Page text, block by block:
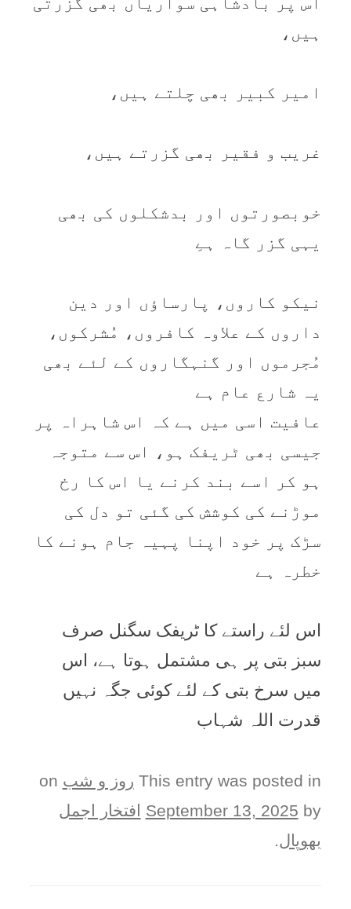
ہیں،
امیر کبیر بھی چلتے ہیں،
غریب و فقیر بھی گزرتے ہیں،
خوبصورتوں اور بدشکلوں کی بھی
یہی گزر گاہ ہےِ
نیکو کاروں، پارساؤں اور دین
داروں کے علاوہ کافروں، مُشرکوں،
مُجرموں اور گنہگاروں کے لئے بھی
یہ شارع عام ہے
عافیت اسی میں ہے کہ اس شاہراہ پر
جیسی بھی ٹریفک ہو، اس سے متوجہ
ہو کر اسے بند کرنے یا اس کا رخ
موڑنے کی کوشش کی گئی تو دل کی
سڑک پر خود اپنا پہیہ جام ہونے کا
خطرہ ہے
اس لئے راستے کا ٹریفک سگنل صرف
سبز بتی پر ہی مشتمل ہوتا ہے، اس
میں سرخ بتی کے لئے کوئی جگہ نہیں
قدرت اللہ شہاب
This entry was posted in روز و شب
September 13, 2025 by
افتخار اجمل
بھوپال.